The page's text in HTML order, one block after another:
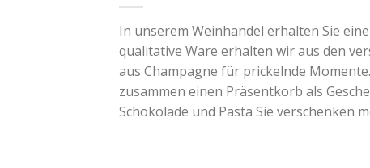
In unserem Weinhandel erhalten Sie
qualitative Ware erhalten wir aus den
aus Champagne für prickelnde
zusammen einen Präsentkorb als
Schokolade und Pasta Sie verschenken